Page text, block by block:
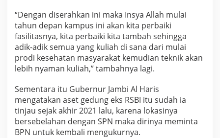
“Dengan diserahkan ini maka Insya Allah mulai
tahun depan kampus ini akan kita perbaiki
fasilitasnya, kita perbaiki kita tambah sehingga
adik-adik semua yang kuliah di sana dari mulai
prodi kesehatan masyarakat kemudian teknik akan
lebih nyaman kuliah,” tambahnya lagi.
Sementara itu Gubernur Jambi Al Haris
mengatakan aset gedung eks RSBI itu sudah ia
tinjau sejak akhir 2021 lalu, karena lokasinya
bersebelahan dengan SPN maka dirinya meminta
BPN untuk kembali mengukurnya.